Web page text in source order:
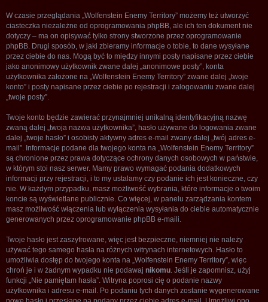
W czasie przeglądania „Wolfenstein Enemy Territory” możemy też utworzyć
ciasteczka niezależne od oprogramowania phpBB, ale ich ten dokument nie
dotyczy – ma on opisywać tylko strony stworzone przez oprogramowanie
phpBB. Drugi sposób, w jaki zbieramy informacje o tobie, to dane wysyłane
przez ciebie do nas. Mogą być to między innymi posty napisane przez ciebie
jako anonimowy użytkownik zwane dalej „anonimowe posty”, konta
użytkownika założone na „Wolfenstein Enemy Territory” zwane dalej „twoje
konto” i posty napisane przez ciebie po rejestracji i zalogowaniu zwane dalej
„twoje posty”.
Twoje konto będzie zawierać przynajmniej unikalną identyfikacyjną nazwę
zwaną dalej „twoja nazwa użytkownika”, hasło używane do logowania zwane
dalej „twoje hasło” i osobisty aktywny adres e-mail zwany dalej „twój adres e-
mail”. Informacje podane dla twojego konta na „Wolfenstein Enemy Territory”
są chronione przez prawa dotyczące ochrony danych osobowych w państwie,
w którym stoi nasz serwer. Mamy prawo wymagać podania dodatkowych
informacji przy rejestracji, i to my ustalamy czy podanie ich jest konieczne, czy
nie. W każdym przypadku, masz możliwość wybrania, które informacje o twoim
koncie są wyświetlane publicznie. Co więcej, w panelu zarządzania kontem
masz możliwość włączenia lub wyłączenia wysyłania do ciebie automatycznie
generowanych przez oprogramowanie phpBB e-maili.
Twoje hasło jest zaszyfrowane, więc jest bezpieczne, niemniej nie należy
używać tego samego hasła na różnych witrynach internetowych. Hasło to
umożliwia dostęp do twojego konta na „Wolfenstein Enemy Territory”, więc
chroń je i w żadnym wypadku nie podawaj nikomu . Jeśli je zapomnisz, użyj
funkcji „Nie pamiętam hasła”. Witryna poprosi cię o podanie nazwy
użytkownika i adresu e-mail. Po podaniu tych danych zostanie wygenerowane